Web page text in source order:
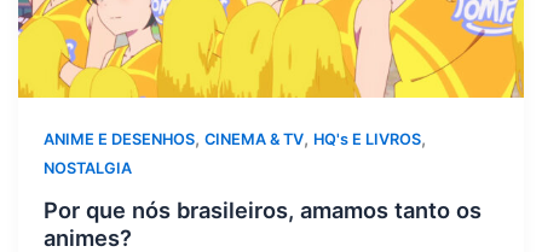
ANIME E DESENHOS,CINEMA & TV, HQ's E LIVROS,
NOSTALGIA
Por que nós brasileiros, amamos tanto os
animes?